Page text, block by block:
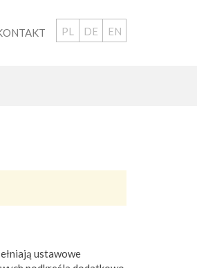
EN
DE
PL
ustawowe